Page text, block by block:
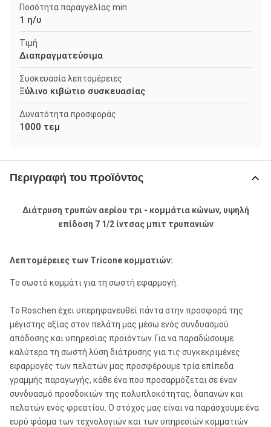
Ποσότητα παραγγελίας min
1 η/υ
Τιμή
Διαπραγματεύσιμα
Συσκευασία λεπτομέρειες
Ξύλινο κιβώτιο συσκευασίας
Δυνατότητα προσφοράς
1000 τεμ
Περιγραφή του προϊόντος
Διάτρυση τρυπών αερίου τρι - κομμάτια κώνων, υψηλή
επίδοση 7 1/2 ίντσας μπιτ τρυπανιών
Λεπτομέρειες των Tricone κομματιών:
Το σωστό κομμάτι για τη σωστή εφαρμογή.
Το Roschen έχει υπερηφανευθεί πάντα στην προσφορά της
μέγιστης αξίας στον πελάτη μας μέσω ενός συνδυασμού
απόδοσης και υπηρεσίας προϊόντων. Για να παραδώσουμε
καλύτερα τη σωστή λύση διάτρυσης για τις συγκεκριμένες
εφαρμογές των πελατών μας προσφέρουμε τρία επίπεδα
γραμμής παραγωγής, κάθε ένα που προσαρμόζεται σε έναν
συνδυασμό προσδοκιών της πολυπλοκότητας, δαπανών και
πελατών ενός φρεατίου. Ο στόχος μας είναι να παράσχουμε ένα
ευρύ φάσμα των τεχνολογιών και των υπηρεσιών κομματιών